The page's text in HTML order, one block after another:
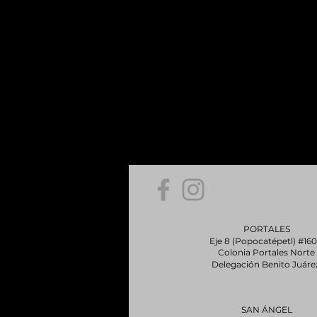
PORTALES
Eje 8 (Popocatépetl)
Colonia Portales Norte
Delegación Benito
SAN ÁNGEL